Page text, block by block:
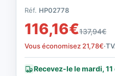
Réf. HP02778
116,16€137,94€
Vous économisez 21,78€·
Recevez-le le mardi,